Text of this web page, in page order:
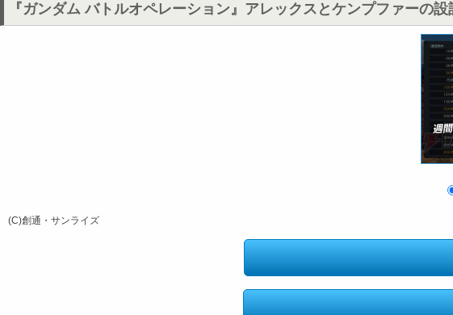
『ガンダム バトルオペレーション』アレックスとケンプファーの
(C)創通・サンライズ